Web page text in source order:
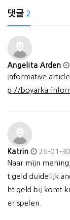
댓글 2
Angelita Arden
Informative
p://boyarka-
Katrin
26-01-
Naar mijn
t geld duidelijk
ht geld bij komt
er spelen.